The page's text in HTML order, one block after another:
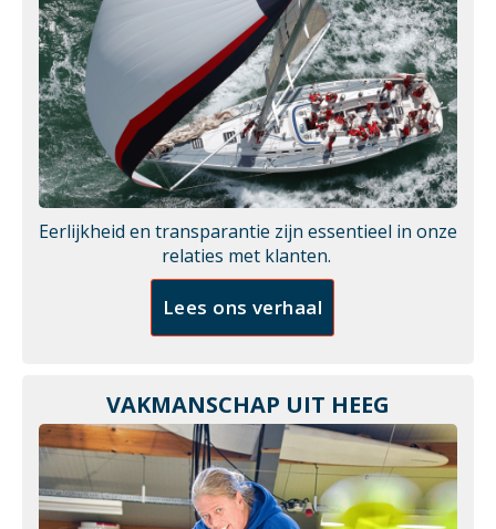
Eerlijkheid en transparantie zijn essentieel in onze
relaties met klanten.
Lees ons verhaal
VAKMANSCHAP UIT HEEG